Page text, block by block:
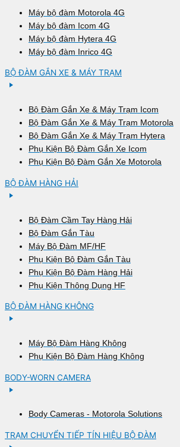
Máy bộ đàm Motorola 4G
Máy bộ đàm Icom 4G
Máy bộ đàm Hytera 4G
Máy bộ đàm Inrico 4G
BỘ ĐÀM GẮN XE & MÁY TRẠM
Bộ Đàm Gắn Xe & Máy Trạm Icom
Bộ Đàm Gắn Xe & Máy Trạm Motorola
Bộ Đàm Gắn Xe & Máy Trạm Hytera
Phụ Kiện Bộ Đàm Gắn Xe Icom
Phụ Kiện Bộ Đàm Gắn Xe Motorola
BỘ ĐÀM HÀNG HẢI
Bộ Đàm Cầm Tay Hàng Hải
Bộ Đàm Gắn Tàu
Máy Bộ Đàm MF/HF
Phụ Kiện Bộ Đàm Gắn Tàu
Phụ Kiện Bộ Đàm Hàng Hải
Phụ Kiện Thông Dụng HF
BỘ ĐÀM HÀNG KHÔNG
Máy Bộ Đàm Hàng Không
Phụ Kiện Bộ Đàm Hàng Không
BODY-WORN CAMERA
Body Cameras - Motorola Solutions
TRẠM CHUYỂN TIẾP TÍN HIỆU BỘ ĐÀM